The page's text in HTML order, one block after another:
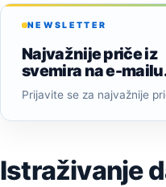
NEWSLETTER
Najvažnije priče iz
svemira na e-
Prijavite se za najvažnije
Istraživanje